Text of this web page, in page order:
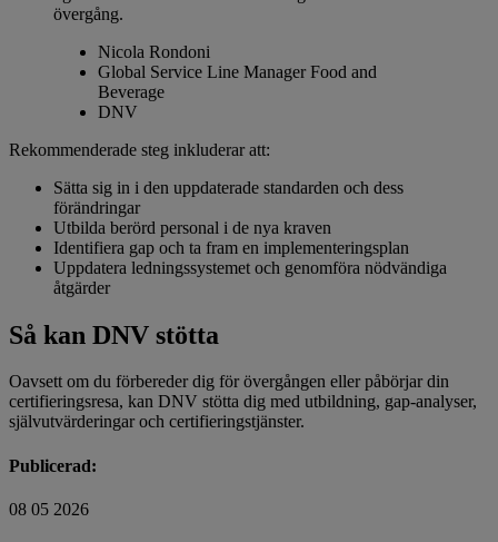
övergång.
Nicola Rondoni
Global Service Line Manager Food and
Beverage
DNV
Rekommenderade steg inkluderar att:
Sätta sig in i den uppdaterade standarden och dess
förändringar
Utbilda berörd personal i de nya kraven
Identifiera gap och ta fram en implementeringsplan
Uppdatera ledningssystemet och genomföra nödvändiga
åtgärder
Så kan DNV stötta
Oavsett om du förbereder dig för övergången eller påbörjar din
certifieringsresa, kan DNV stötta dig med utbildning, gap‑analyser,
självutvärderingar och certifieringstjänster.
Publicerad:
08 05 2026